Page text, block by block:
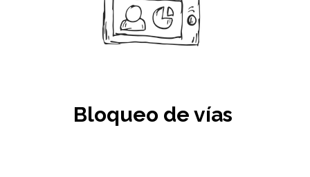
Bloqueo de vías